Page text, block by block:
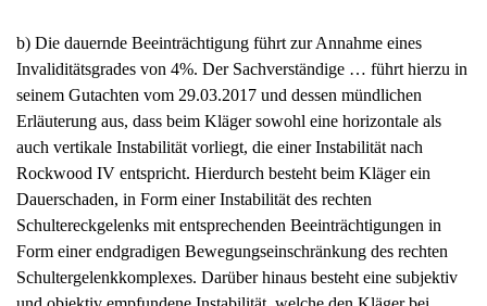
b) Die dauernde Beeinträchtigung führt zur Annahme eines
Invaliditätsgrades von 4%. Der Sachverständige … führt hierzu in
seinem Gutachten vom 29.03.2017 und dessen mündlichen
Erläuterung aus, dass beim Kläger sowohl eine horizontale als
auch vertikale Instabilität vorliegt, die einer Instabilität nach
Rockwood IV entspricht. Hierdurch besteht beim Kläger ein
Dauerschaden, in Form einer Instabilität des rechten
Schultereckgelenks mit entsprechenden Beeinträchtigungen in
Form einer endgradigen Bewegungseinschränkung des rechten
Schultergelenkkomplexes. Darüber hinaus besteht eine subjektiv